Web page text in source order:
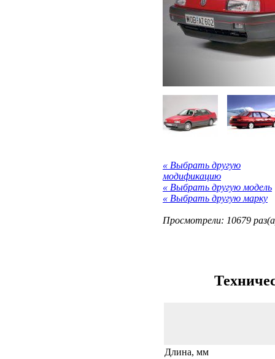
« Выбрать другую
модификацию
« Выбрать другую модель
« Выбрать другую марку
Просмотрели: 10679
Длина, мм